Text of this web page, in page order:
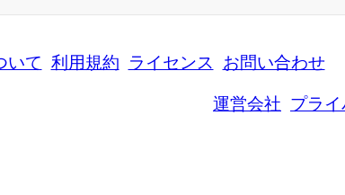
いて 利用規約 ライセンス お問い合わせ
運営会社 プラ